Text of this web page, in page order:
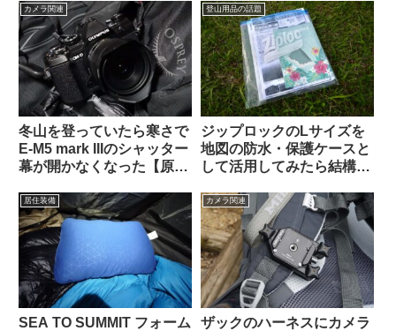
いテント】
つ
カメラ関連
冬山を登っていたら寒さで
E-M5 mark IIIのシャッター
幕が開かなくなった【原因
登山用品の話題
ジップロックのLサイズを
地図の防水・保護ケースと
して活用してみたら結構い
居住装備
SEA TO SUMMIT フォーム
カメラ関連
ザックのハーネスにカメラ